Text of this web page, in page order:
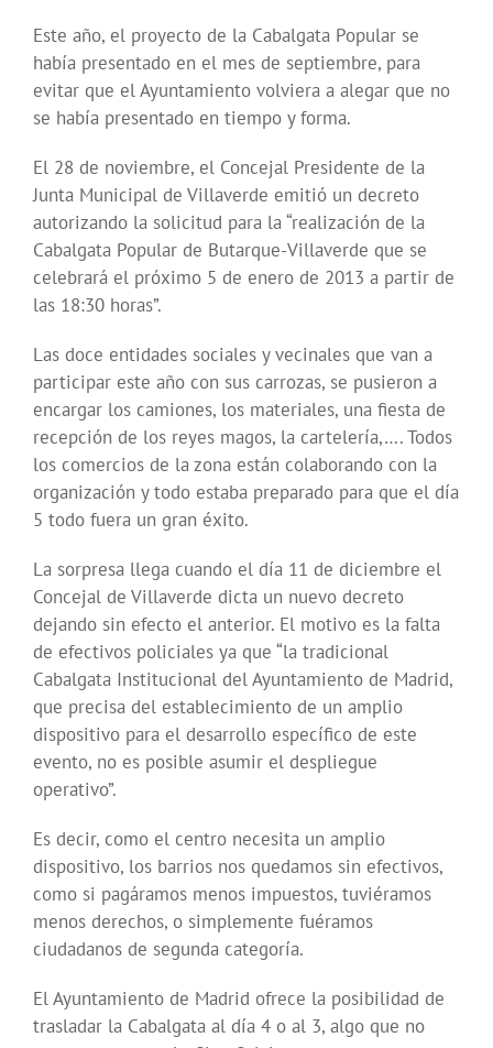
Este año, el proyecto de la Cabalgata Popular se
había presentado en el mes de septiembre, para
evitar que el Ayuntamiento volviera a alegar que no
se había presentado en tiempo y forma.
El 28 de noviembre, el Concejal Presidente de la
Junta Municipal de Villaverde emitió un decreto
autorizando la solicitud para la “realización de la
Cabalgata Popular de Butarque-Villaverde que se
celebrará el próximo 5 de enero de 2013 a partir de
las 18:30 horas”.
Las doce entidades sociales y vecinales que van a
participar este año con sus carrozas, se pusieron a
encargar los camiones, los materiales, una fiesta de
recepción de los reyes magos, la cartelería,…. Todos
los comercios de la zona están colaborando con la
organización y todo estaba preparado para que el día
5 todo fuera un gran éxito.
La sorpresa llega cuando el día 11 de diciembre el
Concejal de Villaverde dicta un nuevo decreto
dejando sin efecto el anterior. El motivo es la falta
de efectivos policiales ya que “la tradicional
Cabalgata Institucional del Ayuntamiento de Madrid,
que precisa del establecimiento de un amplio
dispositivo para el desarrollo específico de este
evento, no es posible asumir el despliegue
operativo”.
Es decir, como el centro necesita un amplio
dispositivo, los barrios nos quedamos sin efectivos,
como si pagáramos menos impuestos, tuviéramos
menos derechos, o simplemente fuéramos
ciudadanos de segunda categoría.
El Ayuntamiento de Madrid ofrece la posibilidad de
trasladar la Cabalgata al día 4 o al 3, algo que no